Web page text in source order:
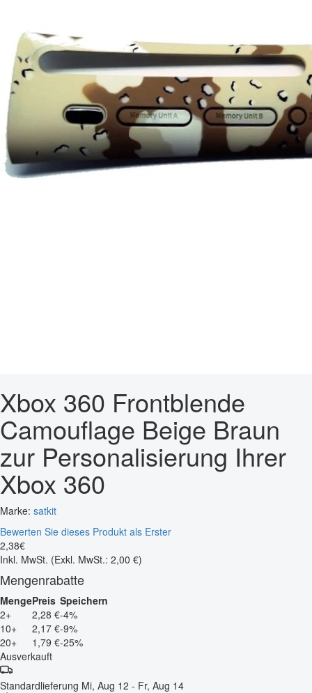
Xbox 360 Frontblende
Camouflage Beige Braun
zur Personalisierung Ihrer
Xbox 360
Marke: satkit
Bewerten Sie dieses Produkt als Erster
2,38€
Inkl. MwSt. (Exkl. MwSt.: 2,00 €)
Mengenrabatte
MengePreis Speichern
2+
2,28 €-4%
10+
2,17 €-9%
20+
1,79 €-25%
Ausverkauft
Standardlieferung Mi, Aug 12 - Fr, Aug 14